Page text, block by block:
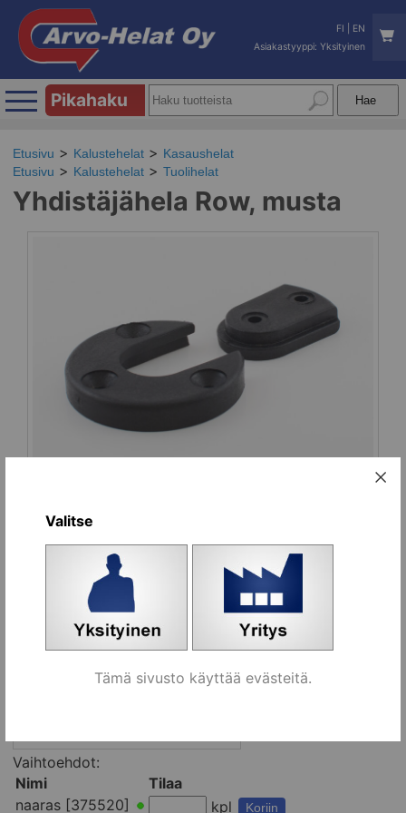
FI
EN
Asiakastyyppi: Yksityinen
Pikahaku
Etusivu Kalustehelat
Kasaushelat
Etusivu
Kalustehelat Tuolihelat
Yhdistäjähela Row, musta
Yleiskuvaus
Soveltuu esimerkiksi paneelien ja peitelevyjen
asennukseen sekä tuolien rivikytkentään.
Vaihtoehdot:
Nimi
Tilaa
naaras [375520]
kpl Koriin
Valitse
Tämä sivusto käyttää evästeitä.